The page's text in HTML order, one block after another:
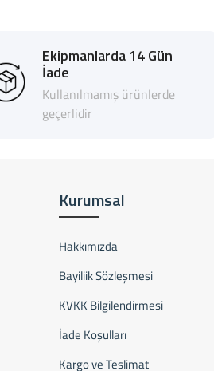
Ekipmanlarda 14 Gün
İade
Kullanılmamış ürünlerde
geçerlidir
Kurumsal
Hakkımızda
Bayiliik Sözleşmesi
KVKK Bilgilendirmesi
İade Koşulları
Kargo ve Teslimat